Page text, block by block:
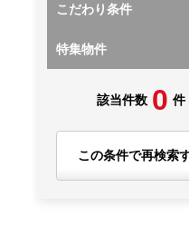
こだわり条件
特集物件
該当件数 0 件
この条件で再検索